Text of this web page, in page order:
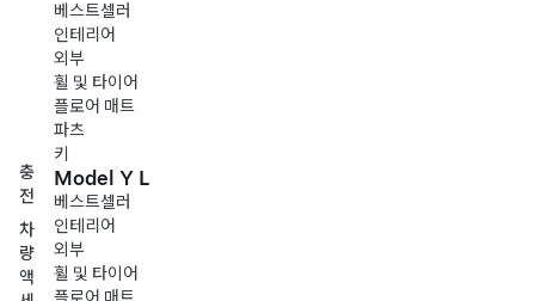
충
전
차
량
액
베스트셀러
인테리어
외부
휠 및 타이어
플로어 매트
파츠
키
Model Y L
베스트셀러
인테리어
외부
휠 및 타이어